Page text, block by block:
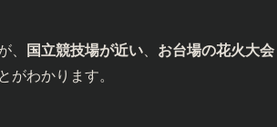
、 国立競技場が近い、 お台場の花火大
がわかります。